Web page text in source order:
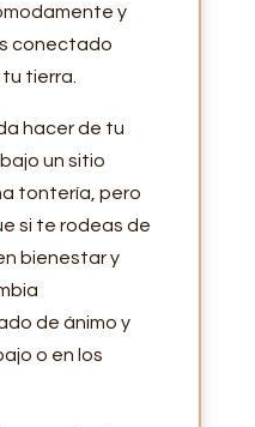
y
conectado
tierra.
hacer de tu
un sitio
tontería, pero
si te rodeas de
bienestar y
de ánimo y
o en los